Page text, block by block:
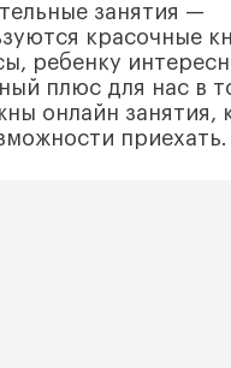
занятия —
красочные
ребенку
плюс для нас в
онлайн занятия,
приехать.